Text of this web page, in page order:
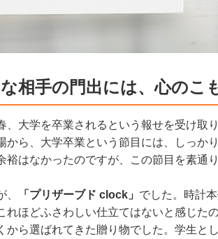
相手の門出には、心のこ
大学を卒業されるという報せを受け取
ら、大学卒業という節目には、しっか
裕はなかったのですが、この節目を素通
「プリザーブド clock」 でした。時計
れほどふさわしい仕立てはないと感じた
ら選ばれてきた贈り物でした。学生と